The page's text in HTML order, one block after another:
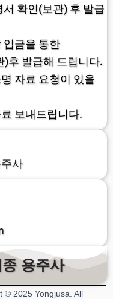
확인(보관) 후 발급
입금을 통한
)후 발급해 드립니다.
자료 요청이 있을
보내드립니다.
사
용주사
© 2025 Yongjusa. All